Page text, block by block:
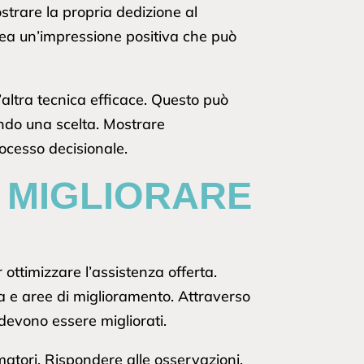
la propria dedizione al
un’impressione positiva che può
tecnica efficace. Questo può
una scelta. Mostrare
decisionale.
l’assistenza offerta.
e aree di miglioramento. Attraverso
essere migliorati.
Rispondere alle osservazioni,